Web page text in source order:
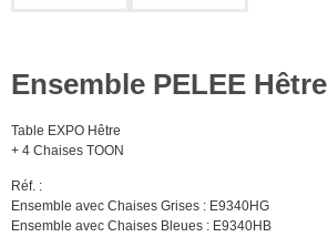
Ensemble PELEE Hêtre
Table EXPO Hêtre
+ 4 Chaises TOON
Réf. :
Ensemble avec Chaises Grises : E9340HG
Ensemble avec Chaises Bleues : E9340HB